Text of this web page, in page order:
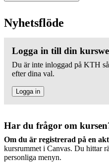
Nyhetsflöde
Logga in till din
Du är inte inloggad på KTH
efter dina val.
Logga in
Har du frågor om
Om du är registrerad på en
kursrummet i Canvas. Du hittar
personliga menyn.